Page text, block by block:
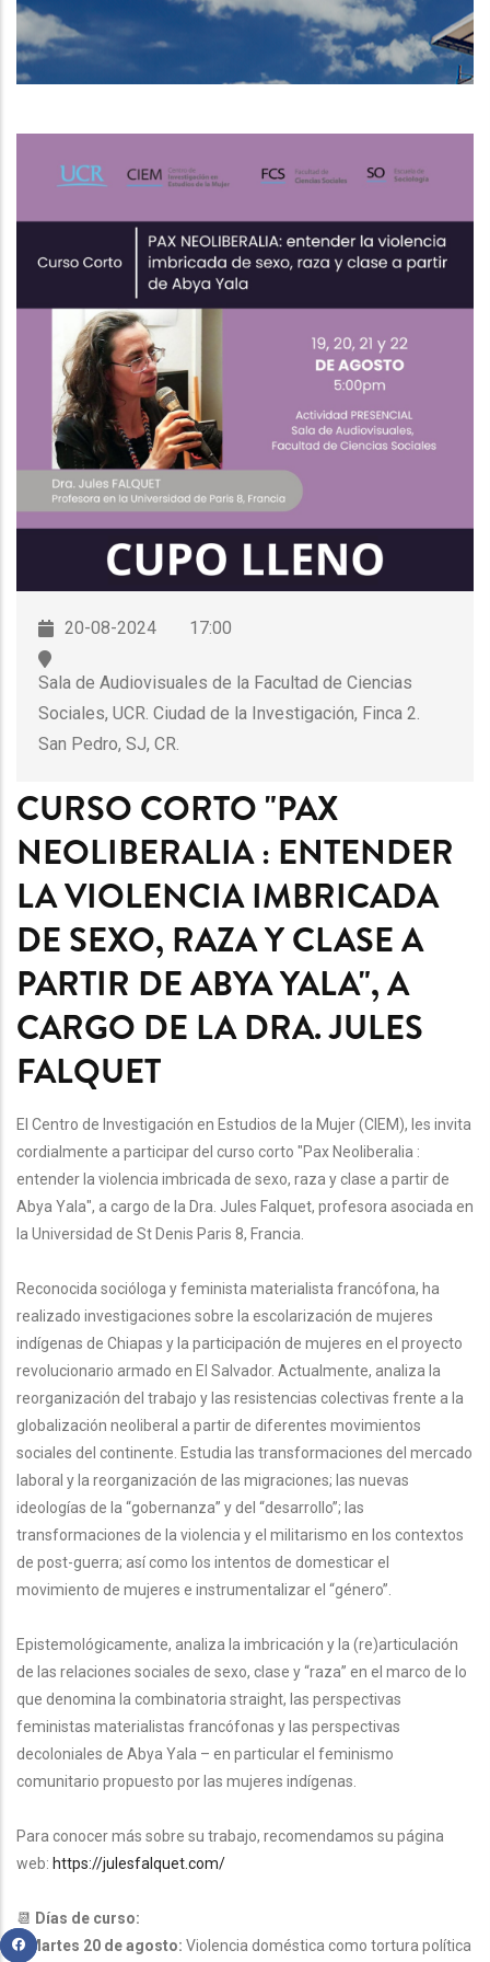
NAVEGACIÓN
20-08-2024 17:00
Sala de Audiovisuales de la Facultad de Ciencias
Sociales, UCR. Ciudad de la Investigación, Finca 2.
San Pedro, SJ, CR.
CURSO CORTO "PAX
NEOLIBERALIA : ENTENDER
LA VIOLENCIA IMBRICADA
DE SEXO, RAZA Y CLASE A
PARTIR DE ABYA YALA", A
CARGO DE LA DRA. JULES
FALQUET
El Centro de Investigación en Estudios de la Mujer (CIEM), les invita
cordialmente a participar del curso corto "Pax Neoliberalia :
entender la violencia imbricada de sexo, raza y clase a partir de
Abya Yala", a cargo de la Dra. Jules Falquet, profesora asociada en
la Universidad de St Denis Paris 8, Francia.
Reconocida socióloga y feminista materialista francófona, ha
realizado investigaciones sobre la escolarización de mujeres
indígenas de Chiapas y la participación de mujeres en el proyecto
revolucionario armado en El Salvador. Actualmente, analiza la
reorganización del trabajo y las resistencias colectivas frente a la
globalización neoliberal a partir de diferentes movimientos
sociales del continente. Estudia las transformaciones del mercado
laboral y la reorganización de las migraciones; las nuevas
ideologías de la “gobernanza” y del “desarrollo”; las
transformaciones de la violencia y el militarismo en los contextos
de post-guerra; así como los intentos de domesticar el
movimiento de mujeres e instrumentalizar el “género”.
Epistemológicamente, analiza la imbricación y la (re)articulación
de las relaciones sociales de sexo, clase y “raza” en el marco de lo
que denomina la combinatoria straight, las perspectivas
feministas materialistas francófonas y las perspectivas
decoloniales de Abya Yala – en particular el feminismo
comunitario propuesto por las mujeres indígenas.
Para conocer más sobre su trabajo, recomendamos su página
web: https://julesfalquet.com/
📆 Días de curso:
* Martes 20 de agosto: Violencia doméstica como tortura política